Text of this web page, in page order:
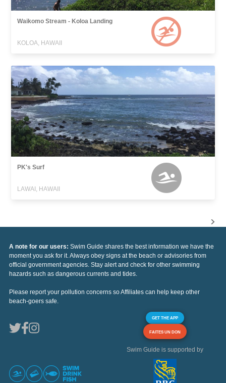
Waikomo Stream - Koloa Landing
KOLOA, HAWAII
PK's Surf
LAWAI, HAWAII
A note for our users: Swim Guide shares the best information we have the
moment you ask for it. Always obey signs at the beach or advisories from
official government agencies. Stay alert and check for other swimming
hazards such as dangerous currents and tides.
Please report your pollution concerns so Affiliates can help keep other
beach-goers safe.
GET THE APP
FAITES UN DON
Swim Guide is supported by